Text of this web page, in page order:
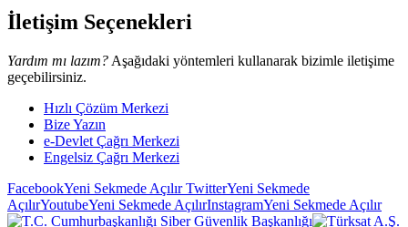
İletişim Seçenekleri
Yardım mı lazım? Aşağıdaki yöntemleri kullanarak bizimle iletişime
geçebilirsiniz.
Hızlı Çözüm Merkezi
Bize Yazın
e-Devlet Çağrı Merkezi
Engelsiz Çağrı Merkezi
FacebookYeni Sekmede AçılırTwitterYeni Sekmede
AçılırYoutubeYeni Sekmede AçılırInstagramYeni Sekmede Açılır